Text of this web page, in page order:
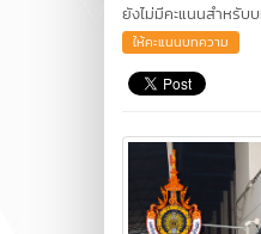
ยังไม่มีคะแนนสำหรับ
ให้คะแนนบทความ